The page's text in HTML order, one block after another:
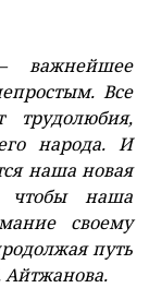
важнейшее
Все
трудолюбия,
народа. И
наша новая
чтобы наша
своему
путь
Айтжанова.